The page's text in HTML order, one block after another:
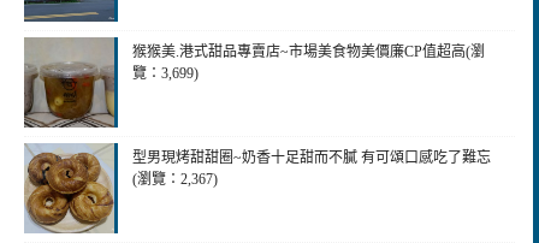
猴猴美.港式甜品專賣店~市場美食物美價廉CP值超高(瀏
覽：3,699)
型男現烤甜甜圈~奶香十足甜而不膩 有可頌口感吃了難忘
(瀏覽：2,367)